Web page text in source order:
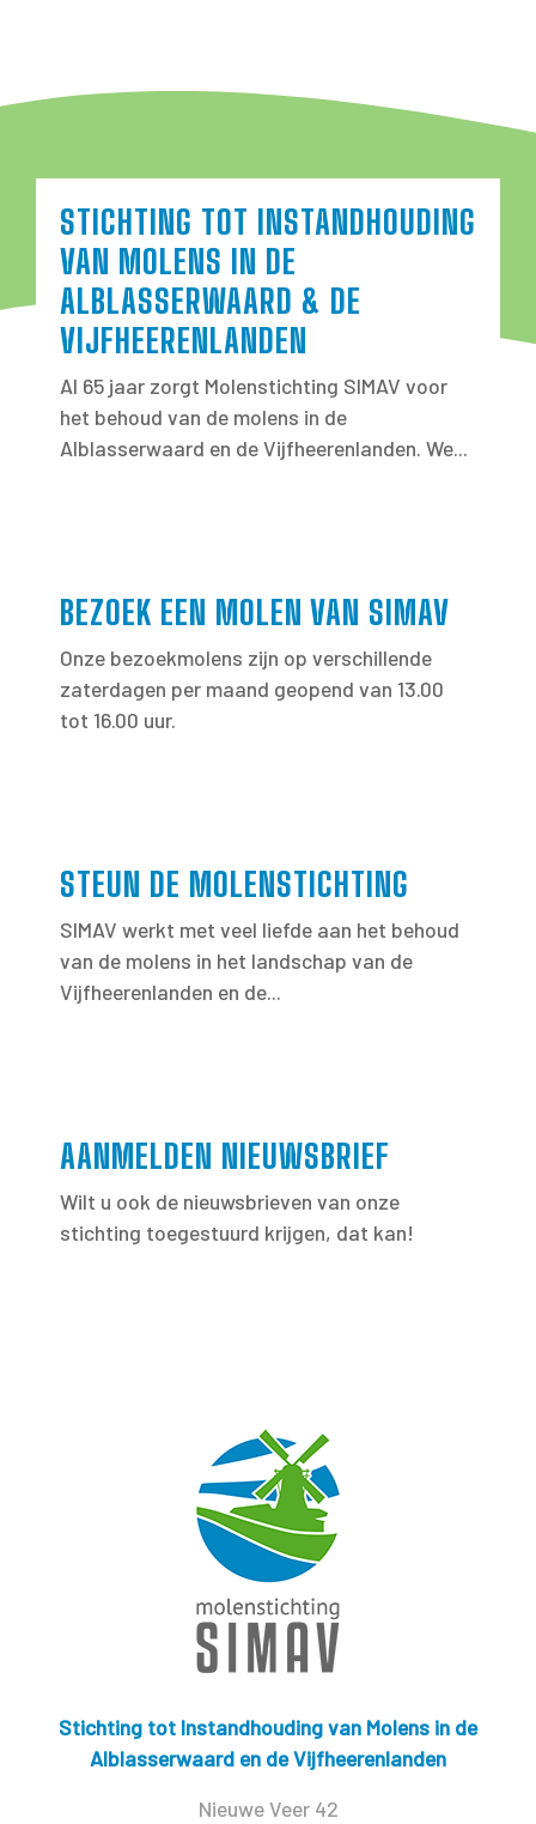
STICHTING TOT INSTANDHOUDING
VAN MOLENS IN DE
ALBLASSERWAARD & DE
VIJFHEERENLANDEN
Al 65 jaar zorgt Molenstichting SIMAV voor
het behoud van de molens in de
Alblasserwaard en de Vijfheerenlanden. We...
BEZOEK EEN MOLEN VAN SIMAV
Onze bezoekmolens zijn op verschillende
zaterdagen per maand geopend van 13.00
tot 16.00 uur.
STEUN DE MOLENSTICHTING
SIMAV werkt met veel liefde aan het behoud
van de molens in het landschap van de
Vijfheerenlanden en de...
AANMELDEN NIEUWSBRIEF
Wilt u ook de nieuwsbrieven van onze
stichting toegestuurd krijgen, dat kan!
Stichting tot Instandhouding van Molens in de
Alblasserwaard en de Vijfheerenlanden
Nieuwe Veer 42